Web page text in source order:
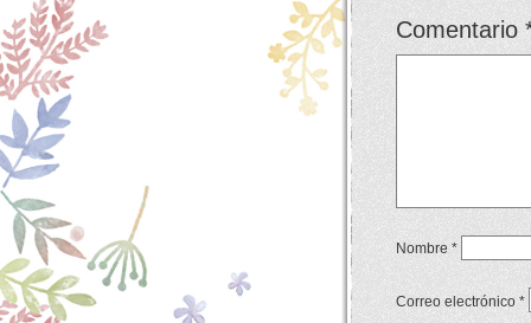
Comentario
Nombre *
Correo electrónico *